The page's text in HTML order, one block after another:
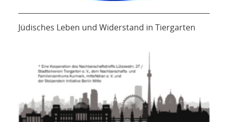
Jüdisches Leben und Widerstand in Tiergarten